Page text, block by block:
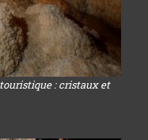
: cristaux et